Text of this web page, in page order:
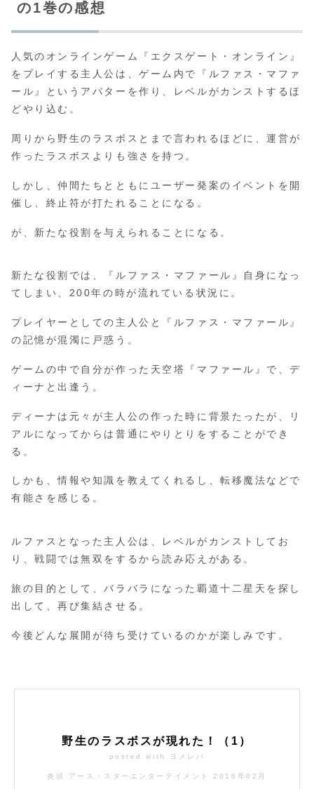
の1巻の感想
人気のオンラインゲーム『エクスゲート・オンライン』
をプレイする主人公は、ゲーム内で『ルファス・マファ
ール』というアバターを作り、レベルがカンストするほ
どやり込む。
周りから野生のラスボスとまで言われるほどに、運営が
作ったラスボスよりも強さを持つ。
しかし、仲間たちとともにユーザー発案のイベントを開
催し、終止符が打たれることになる。
が、新たな役割を与えられることになる。
新たな役割では、『ルファス・マファール』自身になっ
てしまい、200年の時が流れている状況に。
プレイヤーとしての主人公と『ルファス・マファール』
の記憶が混濁に戸惑う。
ゲームの中で自分が作った天空塔『マファール』で、デ
ィーナと出逢う。
ディーナは元々が主人公の作った時に背景たったが、リ
アルになってからは普通にやりとりをすることができ
る。
しかも、情報や知識を教えてくれるし、転移魔法などで
有能さを感じる。
ルファスとなった主人公は、レベルがカンストしてお
り、戦闘では無双をするから読み応えがある。
旅の目的として、バラバラになった覇道十二星天を探し
出して、再び集結させる。
今後どんな展開が待ち受けているのかが楽しみです。
野生のラスボスが現れた！（1）
posted with ヨメレバ
炎頭 アース・スターエンターテイメント 2016年02月